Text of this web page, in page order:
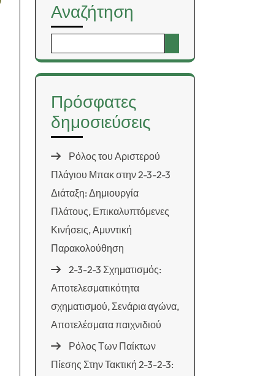
Αναζήτηση
for:
Πρόσφατες
δημοσιεύσεις
Ρόλος του Αριστερού
Πλάγιου Μπακ στην 2-3-2-3
Διάταξη: Δημιουργία
Πλάτους, Επικαλυπτόμενες
Κινήσεις, Αμυντική
Παρακολούθηση
2-3-2-3 Σχηματισμός:
Αποτελεσματικότητα
σχηματισμού, Σενάρια αγώνα,
Αποτελέσματα παιχνιδιού
Ρόλος Των Παίκτων
Πίεσης Στην Τακτική 2-3-2-3: